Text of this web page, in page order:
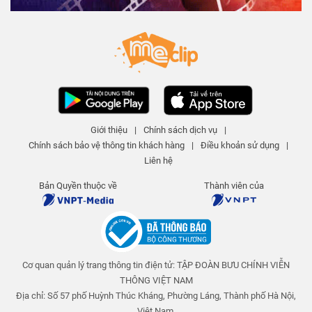
toàn cho trẻ em
An toàn cho trẻ em
25 N lượt xem
04:01
Nuốt kẹo dính ruột - Tập 311 | An
toàn cho trẻ em
An toàn cho trẻ em
25 N lượt xem 4 năm trước
03:58
Giấc mơ giận dỗi - Tập 310 | An
25 N lượt xem - 4 năm trước
Những múi cam mọng nước - Tập
309 | An toàn cho trẻ em
An toàn cho trẻ em
25 N lượt xem
Giới thiệu | Chính sách dịch vụ
|
Chính sách bảo vệ thông tin khách hàng
| Điều khoản sử dụng
|
Liên hệ
Bản Quyền thuộc về Thành viên của
Cơ quan quản lý trang thông tin điện tử: TẬP ĐOÀN BƯU CHÍNH VIỄN
THÔNG VIỆT NAM
Địa chỉ: Số 57 phố Huỳnh Thúc Kháng, Phường Láng, Thành phố Hà Nội,